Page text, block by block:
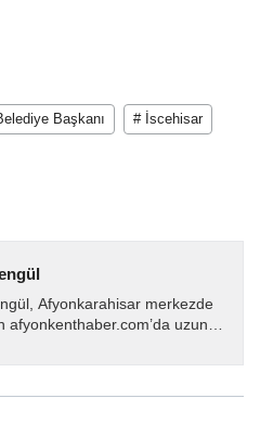
Başkanı # İscehisar
Afyonkarahisar merkezde
afyonkenthaber.com’da uzun
akışı...